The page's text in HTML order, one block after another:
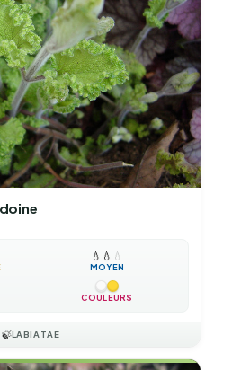
💧 💧 💧
MOYEN
COULEURS
🍃LABIATAE